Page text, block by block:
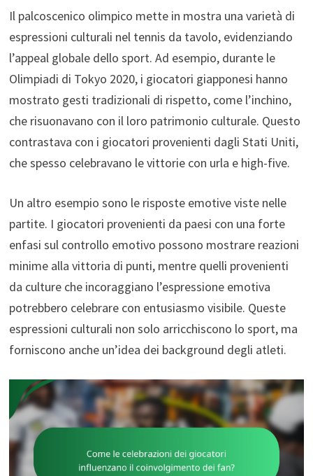
Il palcoscenico olimpico mette in mostra una varietà di
espressioni culturali nel tennis da tavolo, evidenziando
l’appeal globale dello sport. Ad esempio, durante le
Olimpiadi di Tokyo 2020, i giocatori giapponesi hanno
mostrato gesti tradizionali di rispetto, come l’inchino,
che risuonavano con il loro patrimonio culturale. Questo
contrastava con i giocatori provenienti dagli Stati Uniti,
che spesso celebravano le vittorie con urla e high-five.
Un altro esempio sono le risposte emotive viste nelle
partite. I giocatori provenienti da paesi con una forte
enfasi sul controllo emotivo possono mostrare reazioni
minime alla vittoria di punti, mentre quelli provenienti
da culture che incoraggiano l’espressione emotiva
potrebbero celebrare con entusiasmo visibile. Queste
espressioni culturali non solo arricchiscono lo sport, ma
forniscono anche un’idea dei background degli atleti.